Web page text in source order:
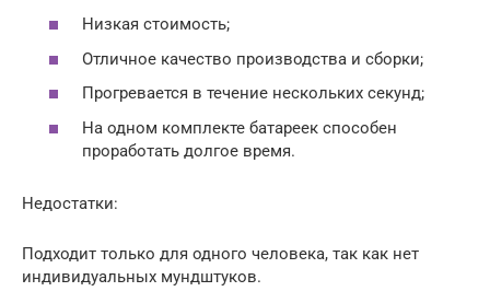
Низкая стоимость;
Отличное качество производства и сборки;
Прогревается в течение нескольких секунд;
На одном комплекте батареек способен
проработать долгое время.
Недостатки:
Подходит только для одного человека, так как нет
индивидуальных мундштуков.